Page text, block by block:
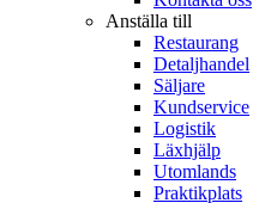
Anställa till
Restaurang
Detaljhandel
Säljare
Kundservice
Logistik
Läxhjälp
Utomlands
Praktikplats